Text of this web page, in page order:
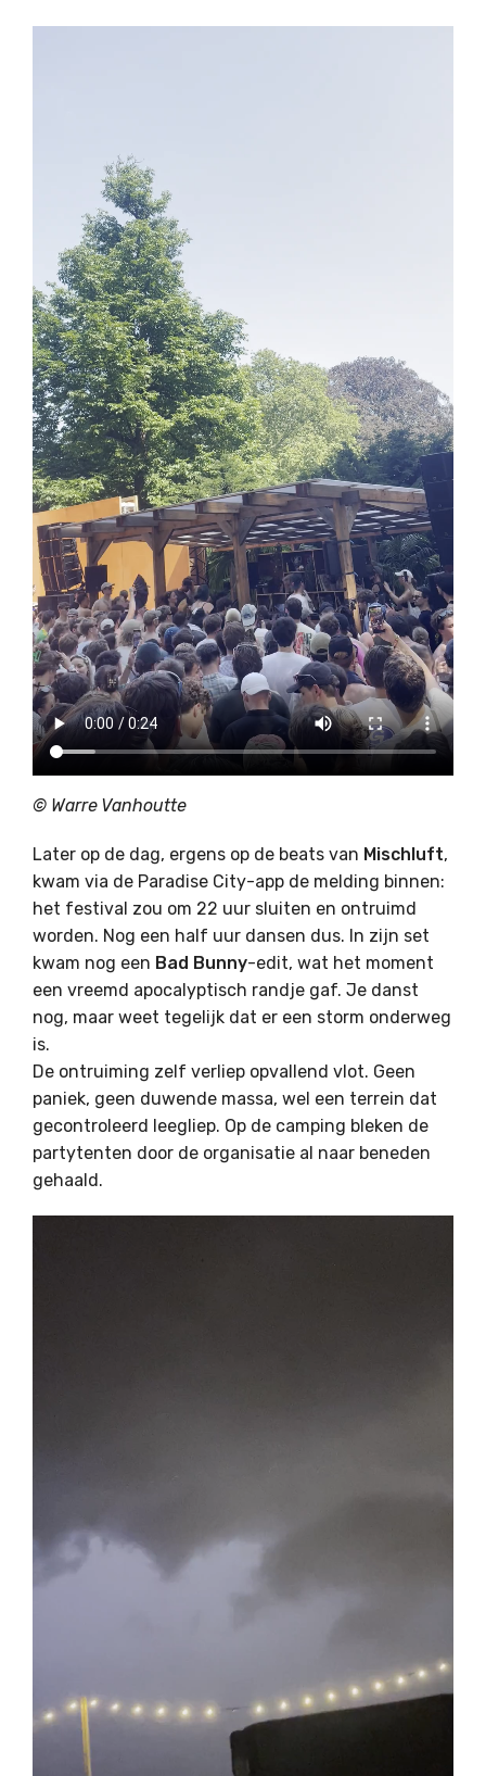
© Warre Vanhoutte
Later op de dag, ergens op de beats van Mischluft,
kwam via de Paradise City-app de melding binnen:
het festival zou om 22 uur sluiten en ontruimd
worden. Nog een half uur dansen dus. In zijn set
kwam nog een Bad Bunny-edit, wat het moment
een vreemd apocalyptisch randje gaf. Je danst
nog, maar weet tegelijk dat er een storm onderweg
is.
De ontruiming zelf verliep opvallend vlot. Geen
paniek, geen duwende massa, wel een terrein dat
gecontroleerd leegliep. Op de camping bleken de
partytenten door de organisatie al naar beneden
gehaald.